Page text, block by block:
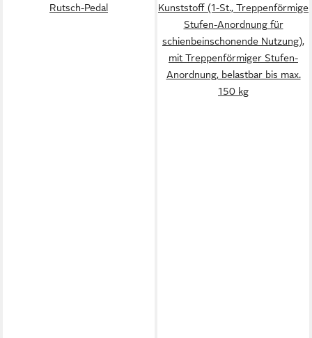
Rutsch-Pedal
Kunststoff (1-St., Treppenförmige
Stufen-Anordnung für
schienbeinschonende Nutzung),
mit Treppenförmiger Stufen-
Anordnung, belastbar bis max.
150 kg